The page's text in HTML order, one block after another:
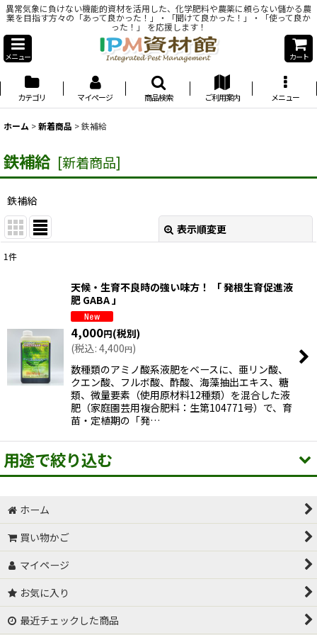
異常気象に負けない機能的資材を活用した、化学肥料や農薬に頼らない儲かる農
業を目指す方々の「あって良かった！」・「聞けて良かった！」・「使って良か
った！」 を応援します！
メニュー カート
カテゴリ マイページ 商品検索 ご利用案内 メニュー
ホーム >新着商品 >鉄補給
鉄補給 [新着商品]
鉄補給
表示順変更
1件
天候・生育不良時の強い味方！ 「 発根生育促進液
肥 GABA 」
4,000円(税別)
(税込: 4,400円)
数種類のアミノ酸系液肥をベースに、亜リン酸、
クエン酸、フルボ酸、酢酸、海藻抽出エキス、糖
類、微量要素（使用原材料12種類）を混合した液
肥（家庭園芸用複合肥料：生第104771号）で、育
苗・定植期の「発…
用途で絞り込む
有機JAS許容資材
サカタのタネ 高機能液肥
バイオスティミュラント系資材
土づくり
ホーム
買い物かご
マイページ
お気に入り
最近チェックした商品